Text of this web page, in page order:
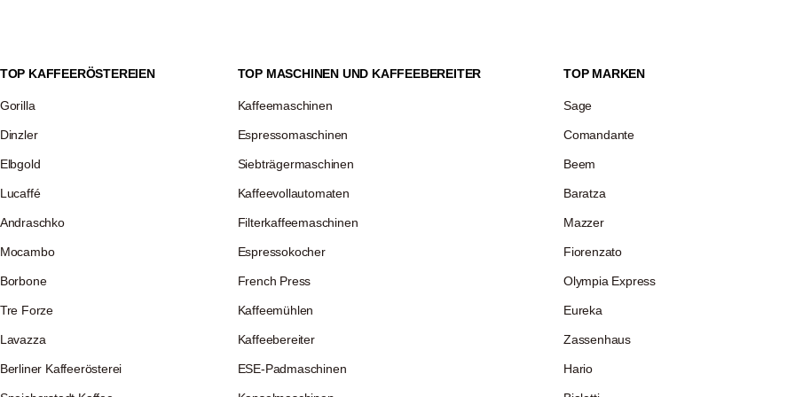
TOP KAFFEERÖSTEREIEN
Gorilla
Dinzler
Elbgold
Lucaffé
Andraschko
Mocambo
Borbone
Tre Forze
Lavazza
Berliner Kaffeerösterei
TOP MASCHINEN UND KAFFEEBEREITER
Kaffeemaschinen
Espressomaschinen
Siebträgermaschinen
Kaffeevollautomaten
Filterkaffeemaschinen
Espressokocher
French Press
Kaffeemühlen
Kaffeebereiter
ESE-Padmaschinen
TOP MARKEN
Sage
Comandante
Beem
Baratza
Mazzer
Fiorenzato
Olympia Express
Eureka
Zassenhaus
Hario